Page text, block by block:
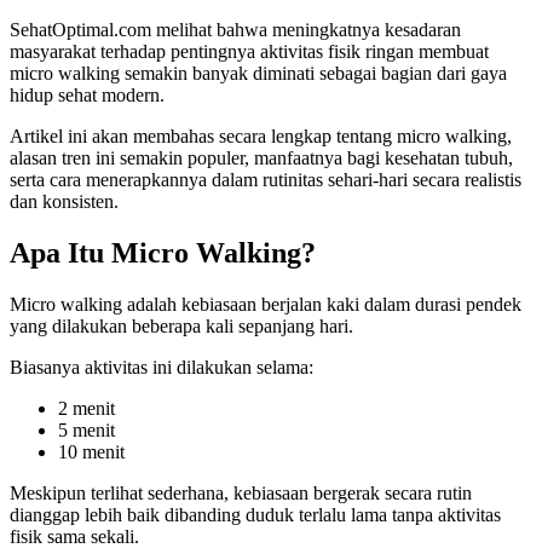
SehatOptimal.com melihat bahwa meningkatnya kesadaran
masyarakat terhadap pentingnya aktivitas fisik ringan membuat
micro walking semakin banyak diminati sebagai bagian dari gaya
hidup sehat modern.
Artikel ini akan membahas secara lengkap tentang micro walking,
alasan tren ini semakin populer, manfaatnya bagi kesehatan tubuh,
serta cara menerapkannya dalam rutinitas sehari-hari secara realistis
dan konsisten.
Apa Itu Micro Walking?
Micro walking adalah kebiasaan berjalan kaki dalam durasi pendek
yang dilakukan beberapa kali sepanjang hari.
Biasanya aktivitas ini dilakukan selama:
2 menit
5 menit
10 menit
Meskipun terlihat sederhana, kebiasaan bergerak secara rutin
dianggap lebih baik dibanding duduk terlalu lama tanpa aktivitas
fisik sama sekali.